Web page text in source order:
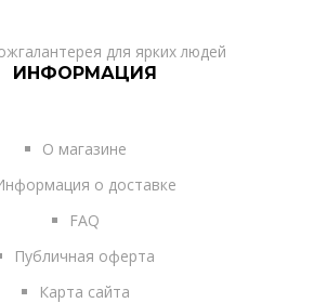
для ярких людей
ИНФОРМАЦИЯ
О магазине
о доставке
FAQ
Публичная оферта
Карта сайта